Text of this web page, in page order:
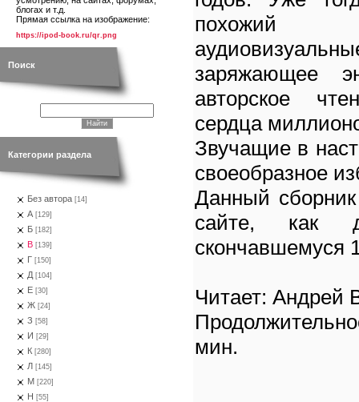
блогах и т.д.
Прямая ссылка на изображение:
https://ipod-book.ru/qr.png
Поиск
Категории раздела
Без автора [14]
А [129]
Б [182]
В [139]
Г [150]
Д [104]
Е [30]
Ж [24]
З [58]
И [29]
К [280]
Л [145]
М [220]
Н [55]
похожий
заряжающее
авторское
сердца
Звучащие в
своеобразное
Данный
сайте, как
скончавшемуся
Читает: Андрей
мин.